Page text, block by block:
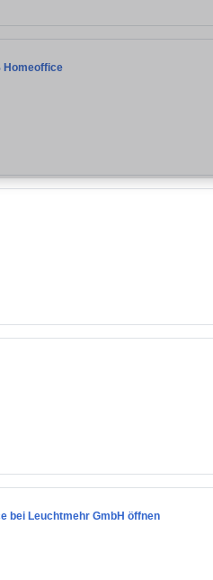
Homeoffice
bei Leuchtmehr GmbH öffnen